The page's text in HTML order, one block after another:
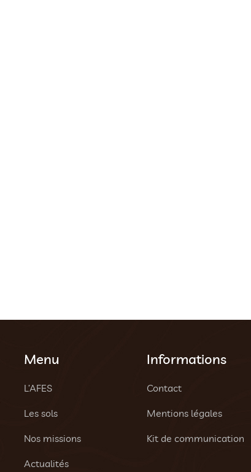
Menu
L’AFES
Les sols
Nos missions
Actualités
Informations
Contact
Mentions légales
Kit de communication